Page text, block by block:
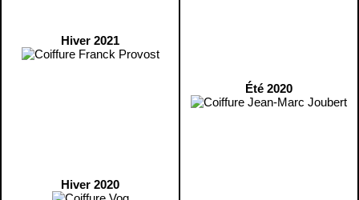
Hiver 2021
Hiver 2020
Été 2020